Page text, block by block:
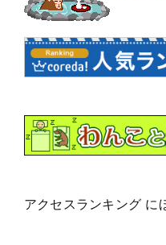
アクセスランキング に